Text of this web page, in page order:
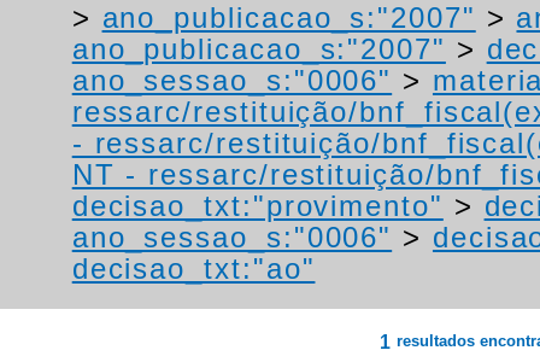
> ano_publicacao_s:"2007" >
ano_publicacao_s:"2007" >
ano_sessao_s:"0006" >
ressarc/restituição/
- ressarc/restituição/
NT - ressarc/restituição/
decisao_txt:"provimento" >
ano_sessao_s:"0006" >
decisao_txt:"ao"
1 resultados